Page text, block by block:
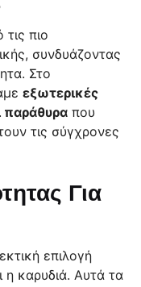
πιο
συνδυάζοντας
Στο
εξωτερικές
παράθυρα που
τις σύγχρονες
Για
επιλογή
καρυδιά. Αυτά τα